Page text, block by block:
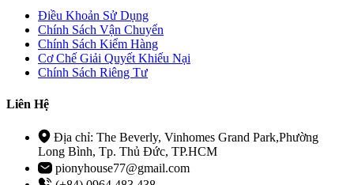
Điều Khoản Sử Dụng
Chính Sách Vận Chuyển
Chính Sách Kiểm Hàng
Cơ Chế Giải Quyết Khiếu Nại
Chính Sách Riêng Tư
Liên Hệ
Địa chỉ: The Beverly, Vinhomes Grand Park,Phường
Long Bình, Tp. Thủ Đức, TP.HCM
pionyhouse77@gmail.com